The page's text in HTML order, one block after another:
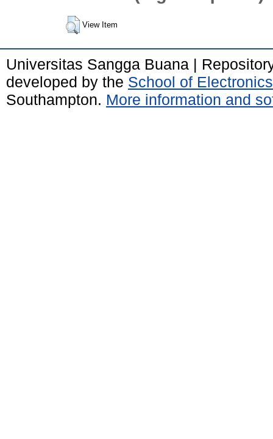
View Item
Universitas Sangga Buana |
developed by the School of
Southampton. More information and